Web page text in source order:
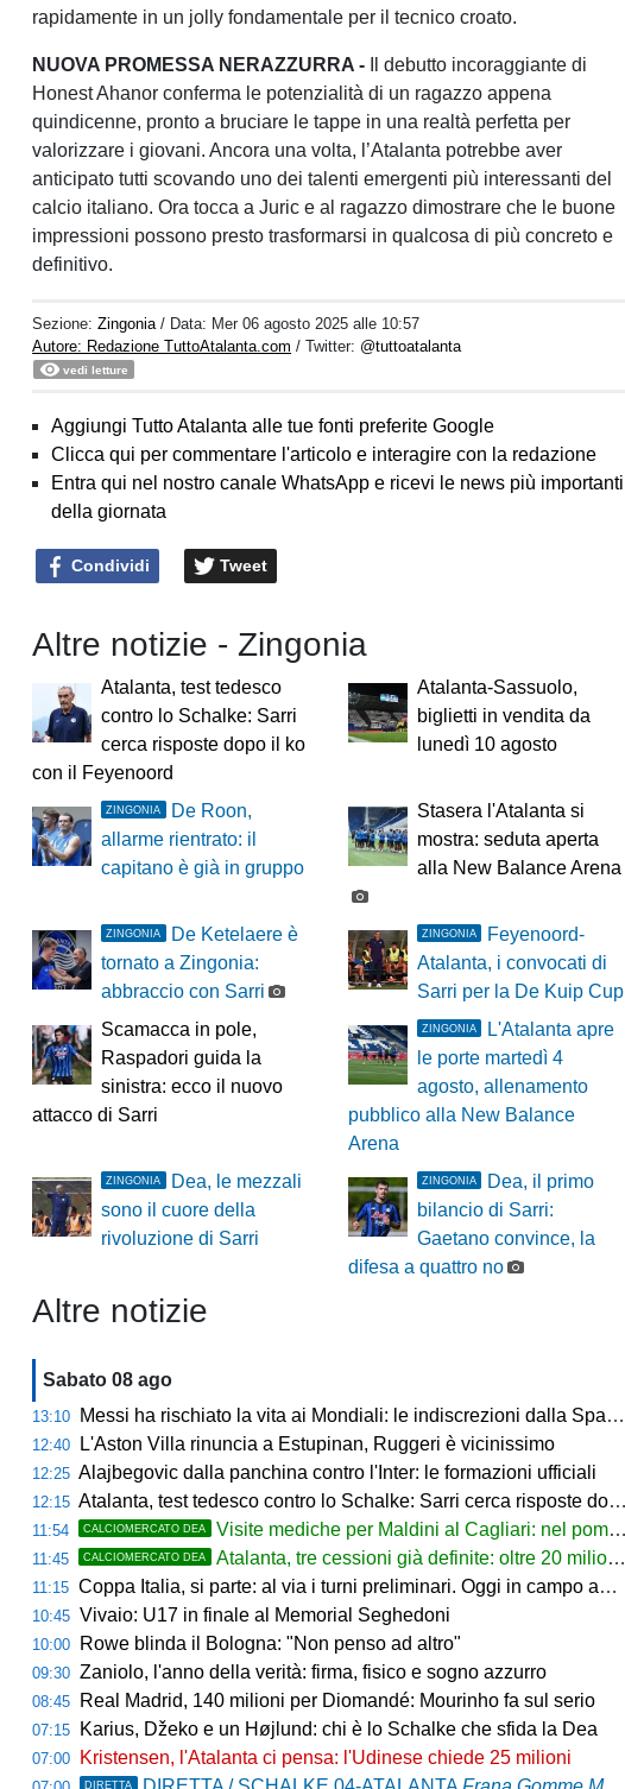
rapidamente in un jolly fondamentale per il tecnico croato.
NUOVA PROMESSA NERAZZURRA - Il debutto incoraggiante di
Honest Ahanor conferma le potenzialità di un ragazzo appena
quindicenne, pronto a bruciare le tappe in una realtà perfetta per
valorizzare i giovani. Ancora una volta, l’Atalanta potrebbe aver
anticipato tutti scovando uno dei talenti emergenti più interessanti del
calcio italiano. Ora tocca a Juric e al ragazzo dimostrare che le buone
impressioni possono presto trasformarsi in qualcosa di più concreto e
definitivo.
Sezione:Zingonia / Data: Mer 06 agosto 2025 alle 10:57
Autore: Redazione TuttoAtalanta.com / Twitter: @tuttoatalanta
vedi letture
Aggiungi Tutto Atalanta alle tue fonti preferite Google
Clicca qui per commentare l'articolo e interagire con la redazione
Entra qui nel nostro canale WhatsApp e ricevi le news più importanti
della giornata
Condividi Tweet
Altre notizie - Zingonia
Atalanta, test tedesco
contro lo Schalke: Sarri
cerca risposte dopo il ko
con il Feyenoord
Atalanta-Sassuolo,
biglietti in vendita da
lunedì 10 agosto
ZINGONIA
De Roon,
allarme rientrato: il
capitano è già in gruppo
Stasera l'Atalanta si
mostra: seduta aperta
alla New Balance Arena
ZINGONIA
De Ketelaere è
tornato a Zingonia:
abbraccio con Sarri
ZINGONIA
Feyenoord-
Atalanta, i convocati di
Sarri per la De Kuip Cup
Scamacca in pole,
Raspadori guida la
sinistra: ecco il nuovo
attacco di Sarri
ZINGONIA
L'Atalanta apre
le porte martedì 4
agosto, allenamento
pubblico alla New Balance
Arena
ZINGONIA
Dea, le mezzali
sono il cuore della
rivoluzione di Sarri
ZINGONIA
Dea, il primo
bilancio di Sarri:
Gaetano convince, la
difesa a quattro no
Altre notizie
Sabato 08 ago
13:10 Messi ha rischiato la vita ai Mondiali: le indiscrezioni dalla Spagna
12:40 L'Aston Villa rinuncia a Estupinan, Ruggeri è vicinissimo
12:25 Alajbegovic dalla panchina contro l'Inter: le formazioni ufficiali
12:15 Atalanta, test tedesco contro lo Schalke: Sarri cerca risposte dopo il ko con il Feyenoord
11:54 CALCIOMERCATO DEA Visite mediche per Maldini al Cagliari: nel pomeriggio firma e ufficialità
11:45 CALCIOMERCATO DEA Atalanta, tre cessioni già definite: oltre 20 milioni in arrivo. Ora il focus è su Diao
11:15 Coppa Italia, si parte: al via i turni preliminari. Oggi in campo anche Juventus, Inter, Roma, Napoli e le big di Serie A
10:45 Vivaio: U17 in finale al Memorial Seghedoni
10:00 Rowe blinda il Bologna: "Non penso ad altro"
09:30 Zaniolo, l'anno della verità: firma, fisico e sogno azzurro
08:45 Real Madrid, 140 milioni per Diomandé: Mourinho fa sul serio
07:15 Karius, Džeko e un Højlund: chi è lo Schalke che sfida la Dea
07:00 Kristensen, l'Atalanta ci pensa: l'Udinese chiede 25 milioni
DIRETTA